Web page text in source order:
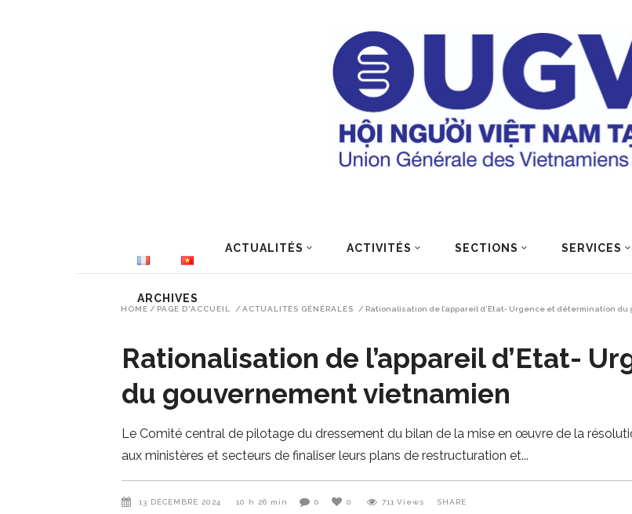
ACTUALITÉS ACTIVITÉS SECTIONS SERVICES
ARCHIVES
HOME / PAGE D'ACCUEIL / ACTUALITÉS GÉNÉRALES / Rationalisation de l’appareil d’Etat- Urgence et détermination
Rationalisation de l’appareil d’Etat-
du gouvernement vietnamien
Le Comité central de pilotage du dressement du bilan de la mise en œuvre de la
aux ministères et secteurs de finaliser leurs plans de restructuration et
13 DÉCEMBRE 2024 10 h 26 min 0 0 711 Views SHARE